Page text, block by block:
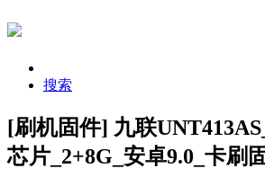
搜索
[刷机固件] 九联
芯片_2+8G_安卓9.0_卡刷